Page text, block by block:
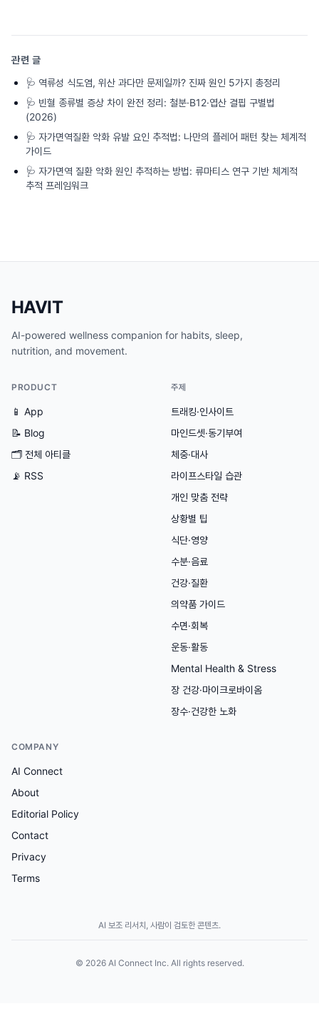
관련 글
🩺 역류성 식도염, 위산 과다만 문제일까? 진짜 원인 5가지 총정리
🩺 빈혈 종류별 증상 차이 완전 정리: 철분·B12·엽산 결핍 구별법
(2026)
🩺 자가면역질환 악화 유발 요인 추적법: 나만의 플레어 패턴 찾는 체계적
가이드
🩺 자가면역 질환 악화 원인 추적하는 방법: 류마티스 연구 기반 체계적
추적 프레임워크
HAVIT
AI-powered wellness companion for habits, sleep,
nutrition, and movement.
PRODUCT
📱 App
📝 Blog
🗂 전체 아티클
📡 RSS
주제
트래킹·인사이트
마인드셋·동기부여
체중·대사
라이프스타일 습관
개인 맞춤 전략
상황별 팁
식단·영양
수분·음료
건강·질환
의약품 가이드
수면·회복
운동·활동
Mental Health & Stress
장 건강·마이크로바이옴
장수·건강한 노화
COMPANY
AI Connect
About
Editorial Policy
Contact
Privacy
Terms
AI 보조 리서치, 사람이 검토한 콘텐츠.
© 2026 AI Connect Inc. All rights reserved.